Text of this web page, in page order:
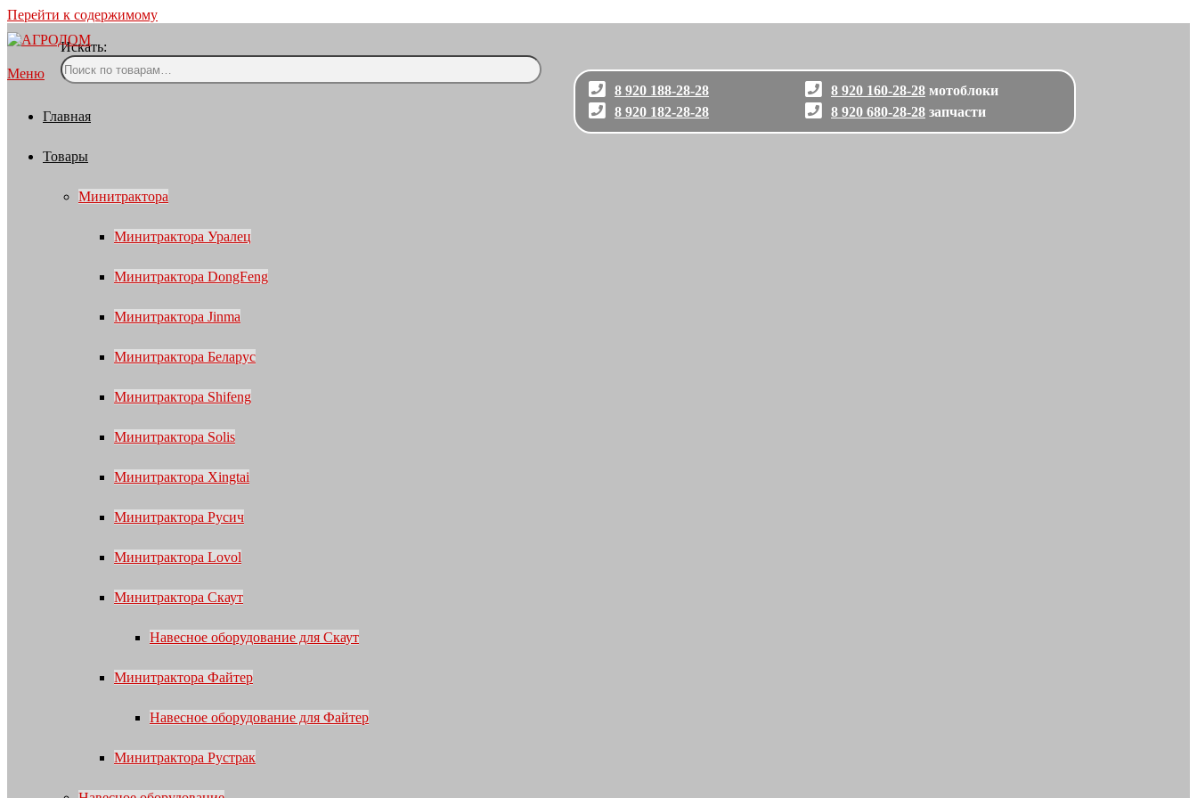
Перейти к содержимому
8 920 188-28-28
8 920 182-28-28
8 920 160-28-28 мотоблоки
8 920 680-28-28 запчасти
Искать:
Меню
Главная
Товары
Минитрактора
Минитрактора Уралец
Минитрактора DongFeng
Минитрактора Jinma
Минитрактора Беларус
Минитрактора Shifeng
Минитрактора Solis
Минитрактора Xingtai
Минитрактора Русич
Минитрактора Lovol
Минитрактора Скаут
Навесное оборудование для Скаут
Минитрактора Файтер
Навесное оборудование для Файтер
Минитрактора Рустрак